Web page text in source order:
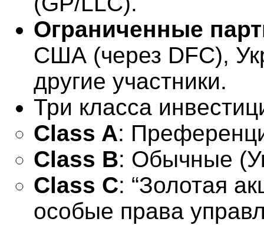
Ограниченные
США (через DFC),
другие участники.
Три класса
Class A:
Class B: Обычные
Class C: “Золотая
особые права